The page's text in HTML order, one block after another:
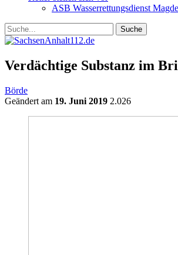
ASB Wasserrettungsdienst
Verdächtige Substanz im
Börde
Geändert am 19. Juni 2019 2.026